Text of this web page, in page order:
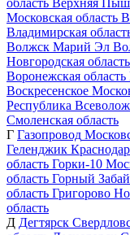
Московская область
Владимирская
Волжск Марий Эл
Новгородская область
Воронежская область
Воскресенское
Республика
Смоленская область
Г Газопровод
Геленджик
область Горки-10
область Горный
область Григорово
область
Д Дегтярск